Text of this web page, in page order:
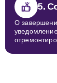
5.
О